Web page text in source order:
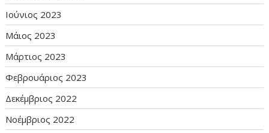
Ιούνιος 2023
Μάιος 2023
Μάρτιος 2023
Φεβρουάριος 2023
Δεκέμβριος 2022
Νοέμβριος 2022